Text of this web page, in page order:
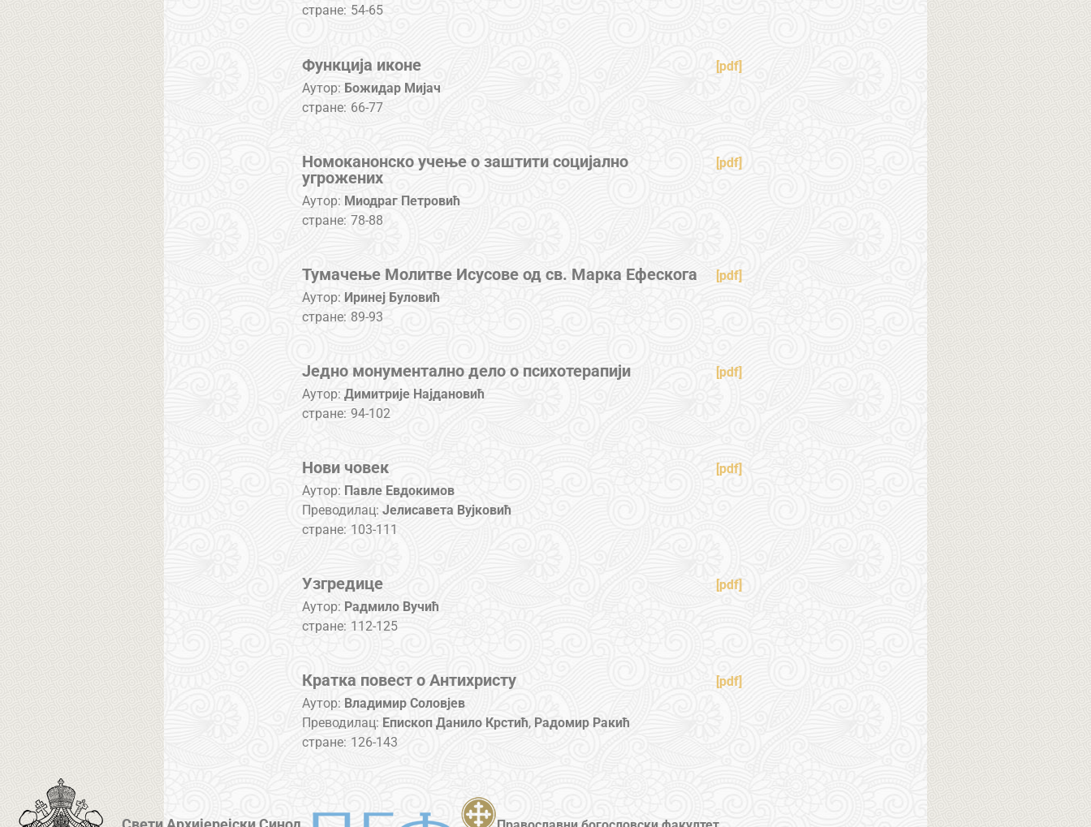
стране: 54-65
Функција иконе
[pdf]
Аутор: Божидар Мијач
стране: 66-77
Номоканонско учење о заштити социјално
угрожених
[pdf]
Аутор: Миодраг Петровић
стране: 78-88
Тумачење Молитве Исусове од св. Марка Ефескога
[pdf]
Аутор: Иринеј Буловић
стране: 89-93
Једно монументално дело о психотерапији
[pdf]
Аутор: Димитрије Најдановић
стране: 94-102
Нови човек
[pdf]
Аутор: Павле Евдокимов
Преводилац: Јелисавета Вујковић
стране: 103-111
Узгредице
[pdf]
Аутор: Радмило Вучић
стране: 112-125
Кратка повест о Антихристу
[pdf]
Аутор: Владимир Соловјев
Преводилац: Епископ Данило Крстић, Радомир Ракић
стране: 126-143